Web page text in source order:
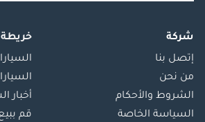
شركة
إتصل بنا
من نحن
الشروط والأحكام
السياسة الخاصة
خريطة
أخبار
قم